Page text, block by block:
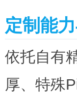
定制能
依托自有
厚、特殊